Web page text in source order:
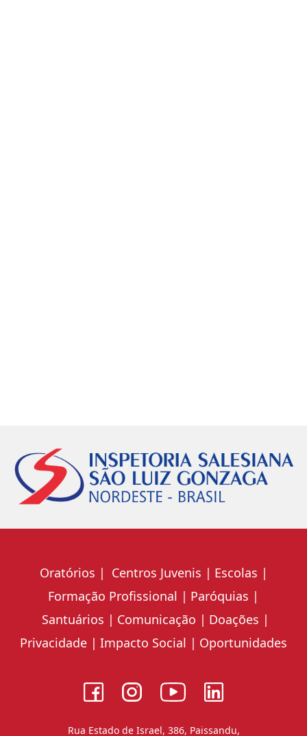
Oratórios Centros Juvenis
Escolas
Formação Profissional
Paróquias
Santuários
Comunicação
Doações
Privacidade
Impacto Social Oportunidades
Rua Estado de Israel, 386, Paissandu,